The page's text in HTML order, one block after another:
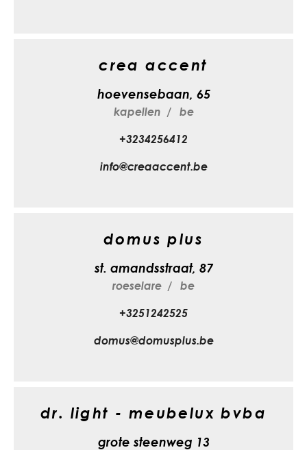
crea accent
hoevensebaan, 65
kapellen
be
+3234256412
info@creaaccent.be
domus plus
st. amandsstraat, 87
roeselare
be
+3251242525
domus@domusplus.be
dr. light - meubelux bvba
grote steenweg 13